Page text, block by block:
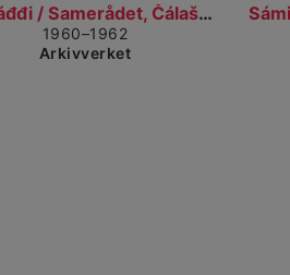
Sámiráđđi / Samerådet, Čálašeapmi, áššebáhpirat /...
Gå til detaljvisning
1960–1962
Arkivverket